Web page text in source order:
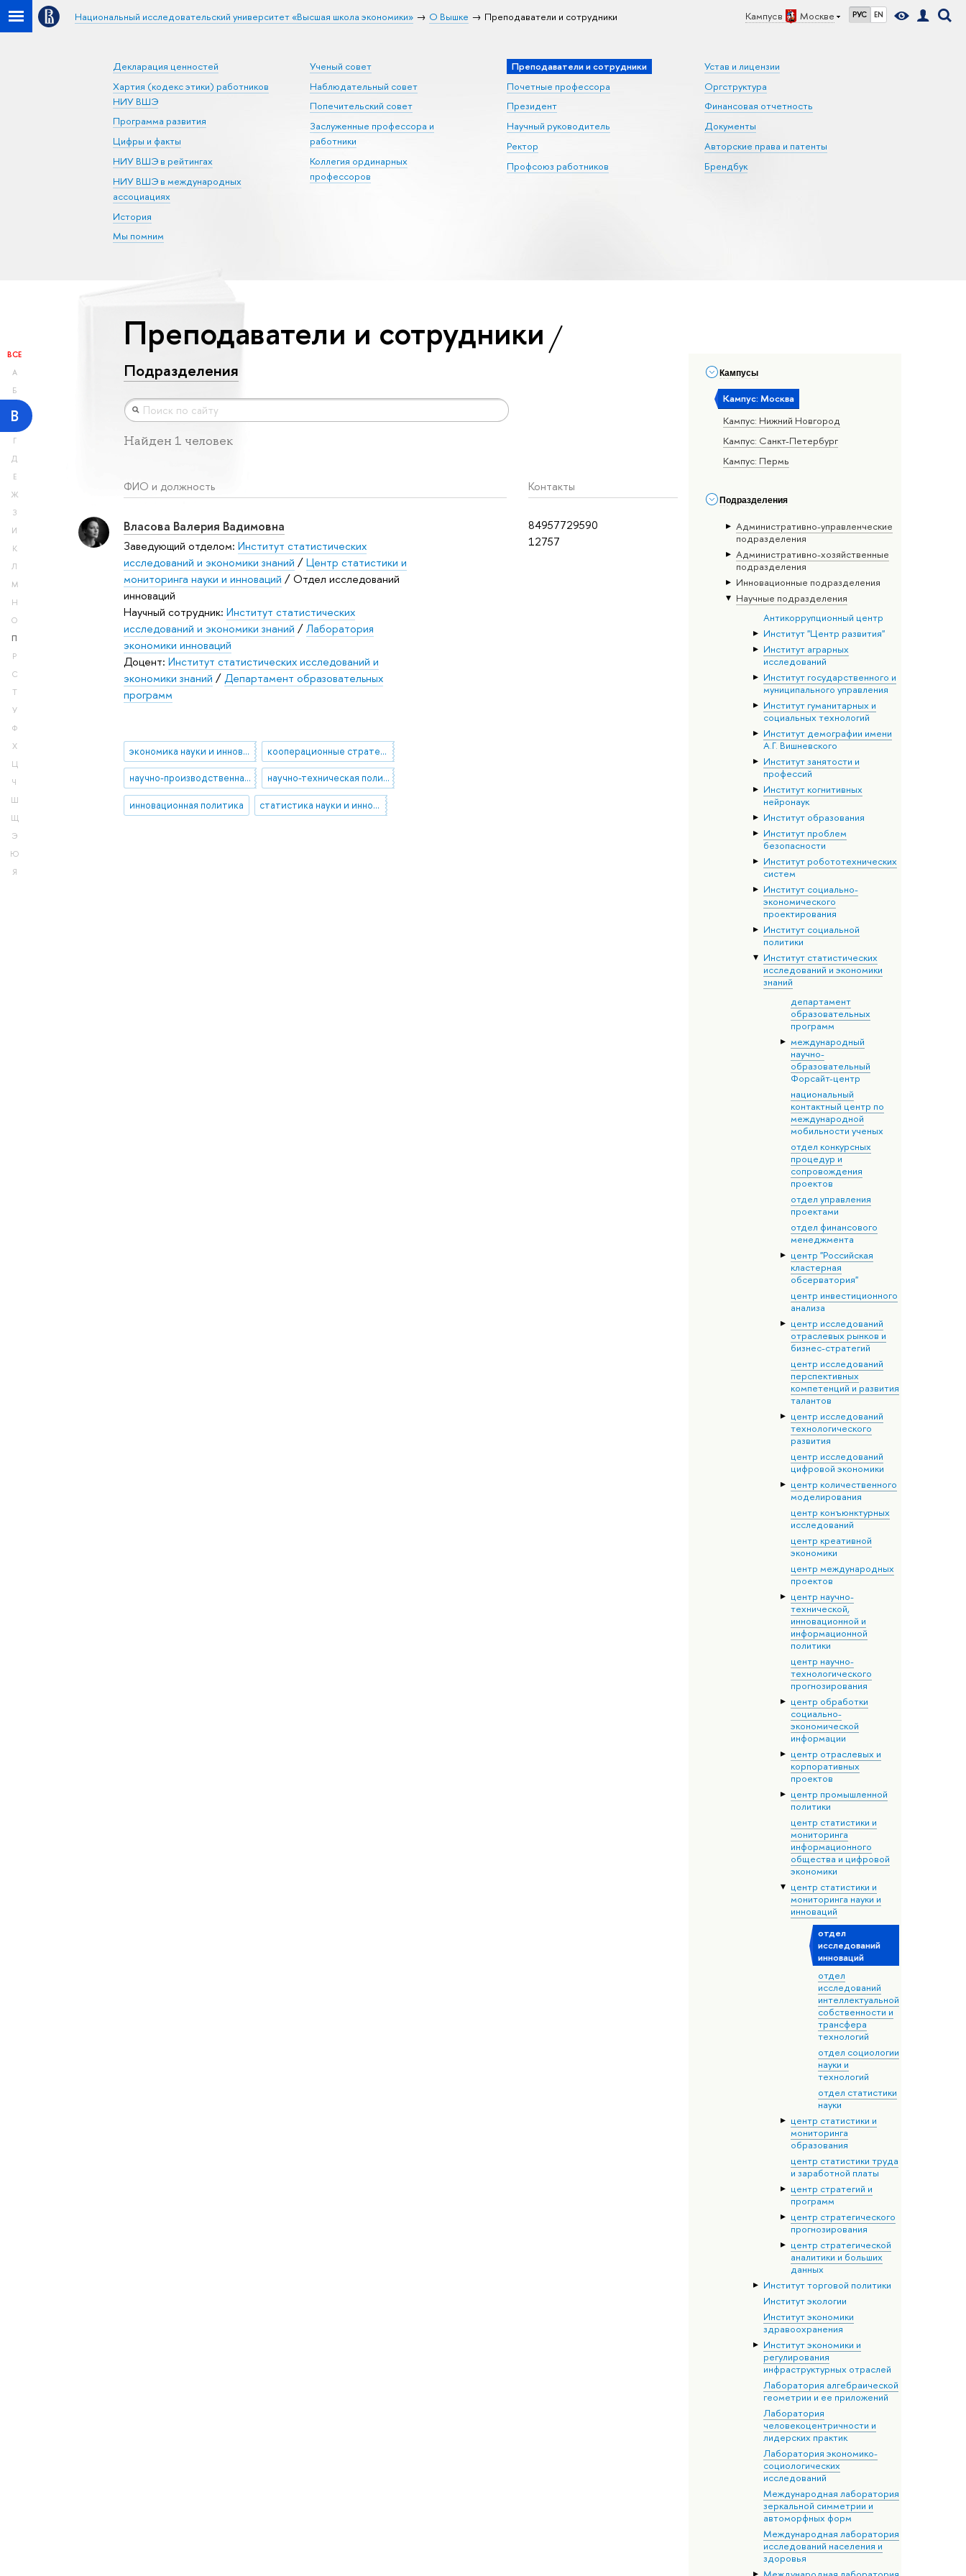
Кампус в Москве РУС EN
Национальный исследовательский университет «Высшая школа экономики» О Вышке Преподаватели и сотрудники
Декларация ценностей
Хартия (кодекс этики) работников
НИУ ВШЭ
Программа развития
Цифры и факты
НИУ ВШЭ в рейтингах
НИУ ВШЭ в международных
ассоциациях
История
Мы помним
Ученый совет
Наблюдательный совет
Попечительский совет
Заслуженные профессора и
работники
Коллегия ординарных
профессоров
Преподаватели и сотрудники
Почетные профессора
Президент
Научный руководитель
Ректор
Профсоюз работников
Устав и лицензии
Оргструктура
Финансовая отчетность
Документы
Авторские права и патенты
Брендбук
ВСЕ
А
Б
В
Г
Д
Е
Ж
З
И
К
Л
М
Н
О
П
Р
С
Т
У
Ф
Х
Ц
Ч
Ш
Щ
Э
Ю
Я
Кампусы
Кампус: Москва
Кампус: Нижний Новгород
Кампус: Санкт-Петербург
Кампус: Пермь
Подразделения
Административно-управленческие
подразделения
Административно-хозяйственные
подразделения
Инновационные подразделения
Научные подразделения
Антикоррупционный центр
Институт "Центр развития"
Институт аграрных
исследований
Институт государственного и
муниципального управления
Институт гуманитарных и
социальных технологий
Институт демографии имени
А.Г. Вишневского
Институт занятости и
профессий
Институт когнитивных
нейронаук
Институт образования
Институт проблем
безопасности
Институт робототехнических
систем
Институт социально-
экономического
проектирования
Институт социальной
политики
Институт статистических
исследований и экономики
знаний
департамент
образовательных
программ
международный
научно-
образовательный
Форсайт-центр
национальный
контактный центр по
международной
мобильности ученых
отдел конкурсных
процедур и
сопровождения
проектов
отдел управления
проектами
отдел финансового
менеджмента
центр "Российская
кластерная
обсерватория"
центр инвестиционного
анализа
центр исследований
отраслевых рынков и
бизнес-стратегий
центр исследований
перспективных
компетенций и развития
талантов
центр исследований
технологического
развития
центр исследований
цифровой экономики
центр количественного
моделирования
центр конъюнктурных
исследований
центр креативной
экономики
центр международных
проектов
центр научно-
технической,
инновационной и
информационной
политики
центр научно-
технологического
прогнозирования
центр обработки
социально-
экономической
информации
центр отраслевых и
корпоративных
проектов
центр промышленной
политики
центр статистики и
мониторинга
информационного
общества и цифровой
экономики
центр статистики и
мониторинга науки и
инноваций
отдел
исследований
инноваций
отдел
исследований
интеллектуальной
собственности и
трансфера
технологий
отдел социологии
науки и
технологий
отдел статистики
науки
центр статистики и
мониторинга
образования
центр статистики труда
и заработной платы
центр стратегий и
программ
центр стратегического
прогнозирования
центр стратегической
аналитики и больших
данных
Институт торговой политики
Институт экологии
Институт экономики
здравоохранения
Институт экономики и
регулирования
инфраструктурных отраслей
Лаборатория алгебраической
геометрии и ее приложений
Лаборатория
человекоцентричности и
лидерских практик
Лаборатория экономико-
социологических
исследований
Международная лаборатория
зеркальной симметрии и
автоморфных форм
Международная лаборатория
исследований населения и
здоровья
Преподаватели и сотрудники
Подразделения
Найден 1 человек
ФИО и должность Контакты
84957729590
12757
Власова Валерия Вадимовна
Заведующий отделом: Институт статистических
исследований и экономики знаний /Центр статистики и
мониторинга науки и инноваций / Отдел исследований
инноваций
Научный сотрудник: Институт статистических
исследований и экономики знаний /Лаборатория
экономики инноваций
Доцент: Институт статистических исследований и
экономики знаний /Департамент образовательных
программ
экономика науки и инноваций кооперационные стратегии фирм
научно-производственная кооперация научно-техническая политика
инновационная политика статистика науки и инноваций